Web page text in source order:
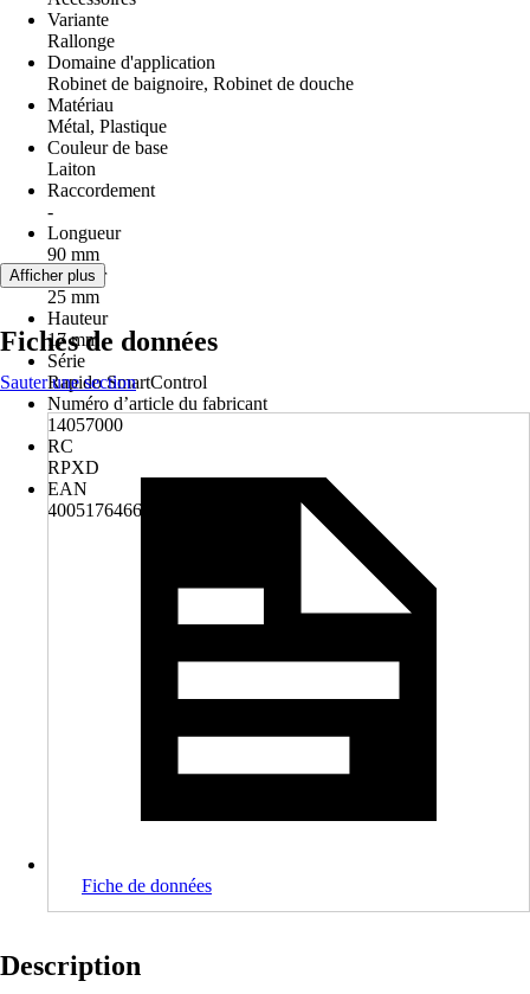
Variante
Rallonge
Domaine d'application
Robinet de baignoire, Robinet de douche
Matériau
Métal, Plastique
Couleur de base
Laiton
Raccordement
-
Longueur
90 mm
Largeur
25 mm
Hauteur
17 mm
Série
Rapido SmartControl
Numéro d’article du fabricant
14057000
RC
RPXD
EAN
4005176466304
Afficher plus
Fiches de données
Sauter une section
Fiche de données
Description